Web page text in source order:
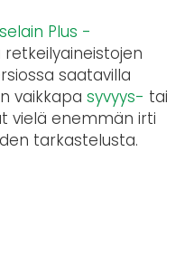
Plus -
saatavilla
vaikkapa syvyys- tai
vielä enemmän irti
tarkastelusta.